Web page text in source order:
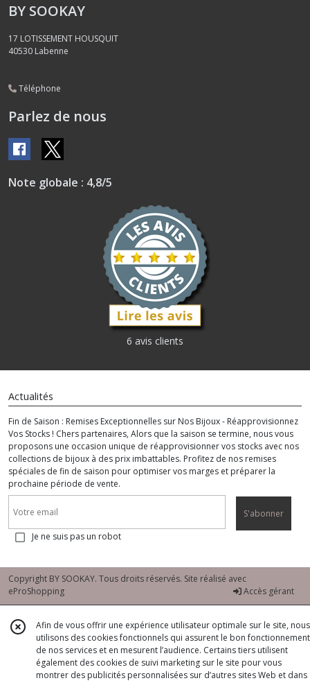
BY SOOKAY
17 LOTISSEMENT HOUSQUIT
40530 Labenne
Téléphone
Parlez de nous
Note globale : 4,8/5
6 avis clients
Actualités
Fin de Saison : Remises Exceptionnelles sur Nos Bijoux - Réapprovisionnez
Vos Stocks ! Chers partenaires, Alors que la saison se termine, nous vous
proposons une occasion unique de réapprovisionner vos stocks avec nos
collections de bijoux à des prix imbattables. Profitez de nos remises
spéciales de fin de saison pour optimiser vos marges et préparer la
prochaine période de vente.
S'abonner
Je ne suis pas un robot
Copyright BY SOOKAY. Tous droits réservés. Site réalisé avec
eProShopping
Accès gérant
Afin de vous offrir une expérience utilisateur optimale sur le site, nous
utilisons des cookies fonctionnels qui assurent le bon fonctionnement
de nos services et en mesurent l’audience. Certains tiers utilisent
également des cookies de suivi marketing sur le site pour vous
montrer des publicités personnalisées sur d’autres sites Web et dans